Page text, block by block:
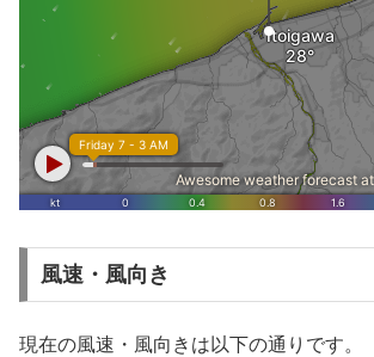
風速・風向き
現在の風速・風向きは以下の通りです。